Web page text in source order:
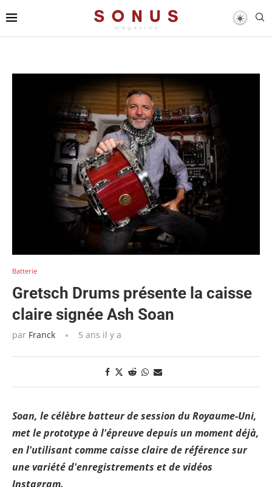
Batterie
Gretsch Drums présente la caisse
claire signée Ash Soan
par Franck 5 ans il y a
Soan, le célèbre batteur de session du Royaume-Uni,
met le prototype à l'épreuve depuis un moment déjà,
en l'utilisant comme caisse claire de référence sur
une variété d'enregistrements et de vidéos
Instagram.